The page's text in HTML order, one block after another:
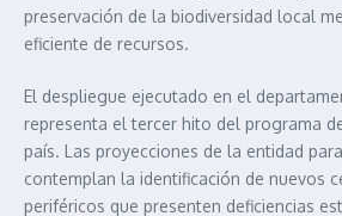
preservación de la biodiversidad local
eficiente de recursos.
El despliegue ejecutado en el
representa el tercer hito del programa
país. Las proyecciones de la entidad
contemplan la identificación de nuevos
periféricos que presenten deficiencias